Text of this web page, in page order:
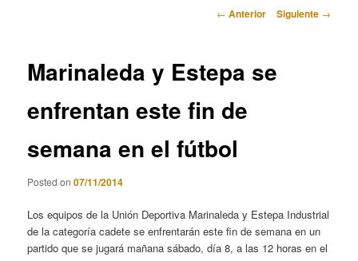
Navegación
← Anterior Siguiente →
Marinaleda y Estepa se
enfrentan este fin de
semana en el fútbol
Posted on07/11/2014
Los equipos de la Unión Deportiva Marinaleda y Estepa Industrial
de la categoría cadete se enfrentarán este fin de semana en un
partido que se jugará mañana sábado, día 8, a las 12 horas en el